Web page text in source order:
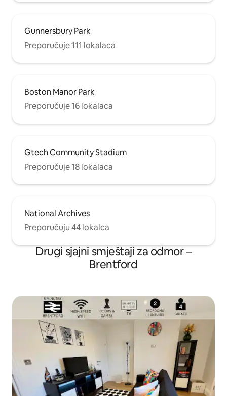
Gunnersbury Park
Preporučuje 111 lokalaca
Boston Manor Park
Preporučuje 16 lokalaca
Gtech Community Stadium
Preporučuje 18 lokalaca
National Archives
Preporučuju 44 lokalca
Drugi sjajni smještaji za odmor –
Brentford